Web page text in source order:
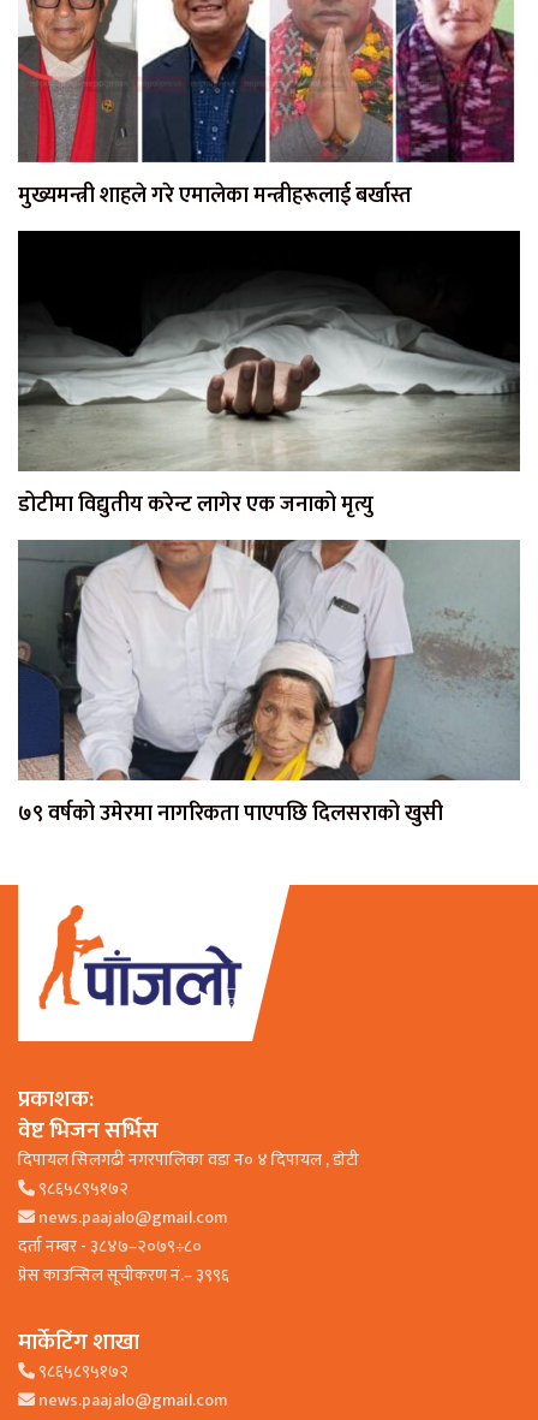
मुख्यमन्त्री शाहले गरे एमालेका मन्त्रीहरूलाई बर्खास्त
डोटीमा विद्युतीय करेन्ट लागेर एक जनाको मृत्यु
७९ वर्षको उमेरमा नागरिकता पाएपछि दिलसराको खुसी
प्रकाशक:
वेष्ट भिजन सर्भिस
दिपायल सिलगढी नगरपालिका वडा न० ४ दिपायल , डाेटी
९८६५८९५१७२
news.paajalo@gmail.com
दर्ता नम्बर - ३८४७–२०७९÷८०
प्रेस काउन्सिल सूचीकरण नं.– ३९९६
मार्केटिंग शाखा
९८६५८९५१७२
news.paajalo@gmail.com